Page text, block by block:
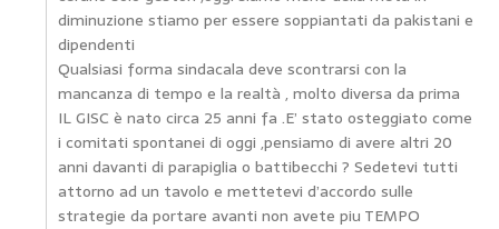
diminuzione stiamo per essere soppiantati da pakistani e
dipendenti
Qualsiasi forma sindacala deve scontrarsi con la
mancanza di tempo e la realtà , molto diversa da prima
IL GISC è nato circa 25 anni fa .E’ stato osteggiato come
i comitati spontanei di oggi ,pensiamo di avere altri 20
anni davanti di parapiglia o battibecchi ? Sedetevi tutti
attorno ad un tavolo e mettetevi d’accordo sulle
strategie da portare avanti non avete piu TEMPO